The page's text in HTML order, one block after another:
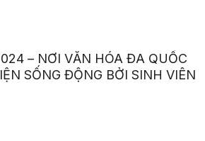
– NƠI VĂN HÓA ĐA QUỐC
SỐNG ĐỘNG BỞI SINH VIÊN